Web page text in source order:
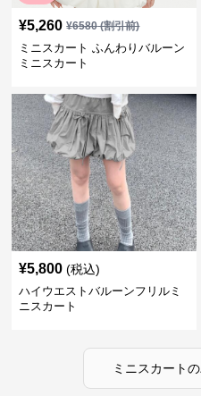
¥5,260 ¥6580(割引前)
ミニスカート ふんわりバルーン
ミニスカート
¥5,800 (税込)
ハイウエストバルーンフリルミ
ニスカート
ミニスカートの